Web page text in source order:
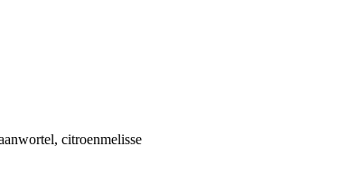
citroenmelisse